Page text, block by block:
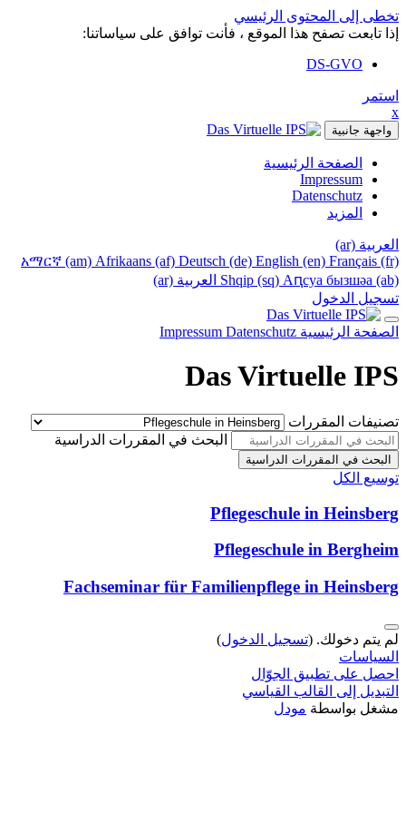
تخطى إلى المحتوى الرئيسي
إذا تابعت تصفح هذا الموقع ، فأنت توافق على سياساتنا:
DS-GVO
استمر
x
واجهة جانبية
الصفحة الرئيسية
Impressum
Datenschutz
المزيد
العربية ‎(ar)‎
አማርኛ ‎(am)‎ Afrikaans ‎(af)‎ Deutsch ‎(de)‎ English ‎(en)‎ Français ‎(fr)‎
Shqip ‎(sq)‎ Аԥсуа бызшәа ‎(ab)‎
العربية ‎(ar)‎
تسجيل الدخول
الصفحة الرئيسية Impressum Datenschutz
Das Virtuelle IPS
تصنيفات المقررات
البحث في المقررات الدراسية
البحث في المقررات الدراسية
توسيع الكل
Pflegeschule in Heinsberg
Pflegeschule in Bergheim
Fachseminar für Familienpflege in Heinsberg
لم يتم دخولك. (تسجيل الدخول)
السياسات
احصل على تطبيق الجوّال
التبديل إلى القالب القياسي
مشغل بواسطة مودل